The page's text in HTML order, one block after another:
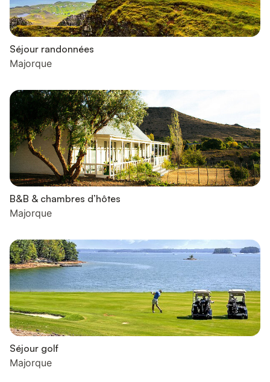
Séjour randonnées
Majorque
B&B & chambres d’hôtes
Majorque
Séjour golf
Majorque